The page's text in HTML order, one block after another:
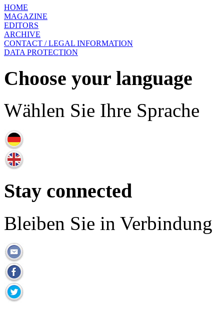
HOME
MAGAZINE
EDITORS
ARCHIVE
CONTACT / LEGAL INFORMATION
DATA PROTECTION
Choose your language
Wählen Sie Ihre Sprache
Stay connected
Bleiben Sie in Verbindung